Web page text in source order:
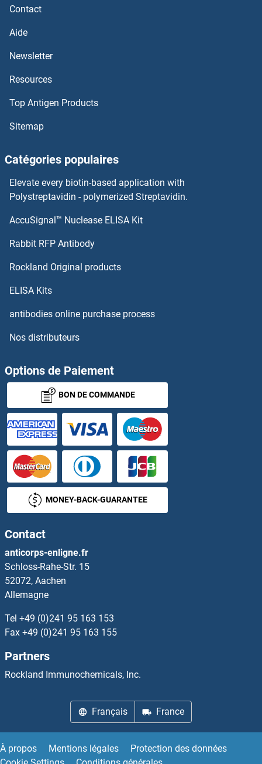
E2F2 Anticorps
E2F1 Anticorps
E-cadherin Anticorps
DZIP1 Anticorps
DZANK1 Anticorps
DYX1C1 Anticorps
EBI3 Anticorps
EBLN2 Anticorps
EBNA1BP2 Anticorps
EBP Anticorps
EBPL Anticorps
ECAT1 Anticorps
ECD/SGT1 Anticorps
ECE1 Anticorps
ECE2 Anticorps
ECEL1 Anticorps
ECF Anticorps
ECH1 Anticorps
ECHDC1 Anticorps
ECHS1 Anticorps
Contact
Aide
Newsletter
Resources
Top Antigen Products
Sitemap
Catégories populaires
Elevate every biotin-based application with
Polystreptavidin - polymerized Streptavidin.
AccuSignal™ Nuclease ELISA Kit
Rabbit RFP Antibody
Rockland Original products
ELISA Kits
antibodies online purchase process
Nos distributeurs
Options de Paiement
BON DE COMMANDE
MONEY-BACK-GUARANTEE
Contact
anticorps-enligne.fr
Schloss-Rahe-Str. 15
52072, Aachen
Allemagne
Tel +49 (0)241 95 163 153
Fax +49 (0)241 95 163 155
Partners
Rockland Immunochemicals, Inc.
Français France
À propos Mentions légales
Protection des données